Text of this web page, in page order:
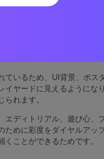
ているため、UI背景、ポス
イヤードに見えるようにな
れます。
エディトリアル、遊び心、
めに彩度をダイヤルアップ
ことができるためです。